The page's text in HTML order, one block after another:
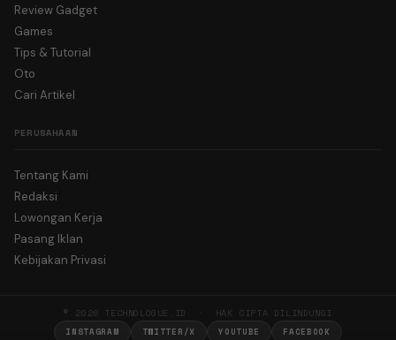
Review Gadget
Games
Tips & Tutorial
Oto
Cari Artikel
PERUSAHAAN
Tentang Kami
Redaksi
Lowongan Kerja
Pasang Iklan
Kebijakan Privasi
© 2026 TECHNOLOGUE.ID · HAK CIPTA DILINDUNGI
INSTAGRAM TWITTER/X YOUTUBE FACEBOOK